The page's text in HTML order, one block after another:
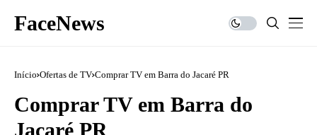
FaceNews
Início Ofertas de TV Comprar TV em Barra do Jacaré PR
Comprar TV em Barra do
Jacaré PR